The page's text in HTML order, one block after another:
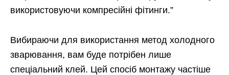
використовуючи компресійні фітинги.”
Вибираючи для використання метод холодного
зварювання, вам буде потрібен лише
спеціальний клей. Цей спосіб монтажу частіше